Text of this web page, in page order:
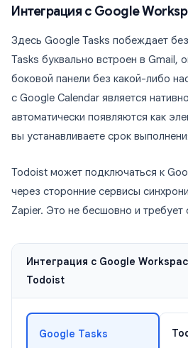
Интеграция с Google
Здесь Google Tasks побеждает
Tasks буквально встроен в Gmail,
боковой панели без какой-либо
с Google Calendar является
автоматически появляются как
вы устанавливаете срок
Todoist может подключаться к
через сторонние сервисы
Zapier. Это не бесшовно и требует
Интеграция с Google
Todoist
Google Tasks